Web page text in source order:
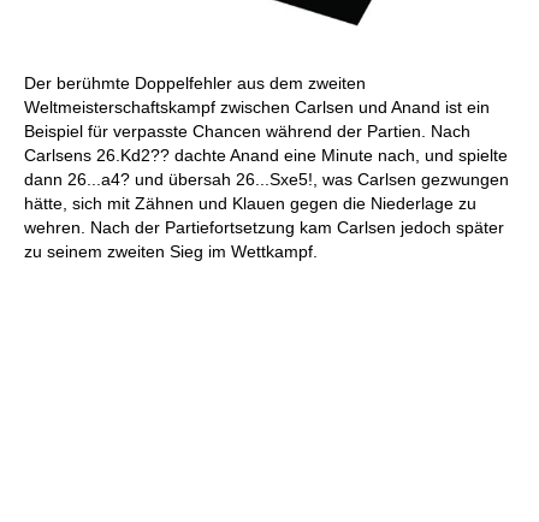
Der berühmte Doppelfehler aus dem zweiten
Weltmeisterschaftskampf zwischen Carlsen und Anand ist ein
Beispiel für verpasste Chancen während der Partien. Nach
Carlsens 26.Kd2?? dachte Anand eine Minute nach, und spielte
dann 26...a4? und übersah 26...Sxe5!, was Carlsen gezwungen
hätte, sich mit Zähnen und Klauen gegen die Niederlage zu
wehren. Nach der Partiefortsetzung kam Carlsen jedoch später
zu seinem zweiten Sieg im Wettkampf.